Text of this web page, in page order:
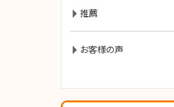
推薦
お客様の声